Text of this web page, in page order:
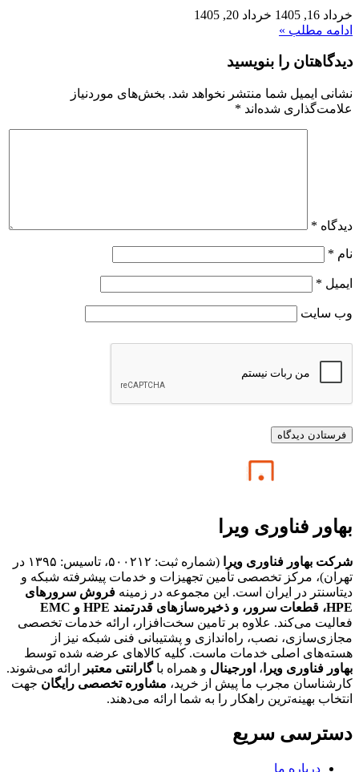
خرداد 16, 1405
خرداد 20, 1405
ادامه مطلب »
دیدگاهتان را بنویسید
نشانی ایمیل شما منتشر نخواهد شد. بخش‌های موردنیاز
علامت‌گذاری شده‌اند *
دیدگاه *
نام *
ایمیل *
وب‌ سایت
بهاور فناوری ویرا
شرکت بهاور فناوری ویرا
(شماره ثبت: ۵۰۰۲۱۲، تاسیس: ۱۳۹۵ در
تهران)، مرکز تخصصی تأمین تجهیزات و خدمات پیشرفته شبکه و
دیتاسنتر در ایران است. این مجموعه در زمینه فروش سرورهای
HPE، قطعات سرور، و ذخیره‌سازهای قدرتمند HPE و EMC
فعالیت می‌کند. علاوه بر تامین سخت‌افزار، ارائه خدمات تخصصی
مجازی‌سازی، نصب، راه‌اندازی و پشتیبانی فنی شبکه نیز از
هسته‌های اصلی خدمات ماست. کلیه کالاهای عرضه شده توسط
بهاور فناوری ویرا ، اورجینال و همراه باگارانتی معتبر
ارائه می‌شوند.
کارشناسان مجرب ما پیش از خرید، مشاوره تخصصی رایگان جهت
انتخاب بهینه‌ترین راهکار را به شما ارائه می‌دهند.
دسترسی سریع
درباره ما